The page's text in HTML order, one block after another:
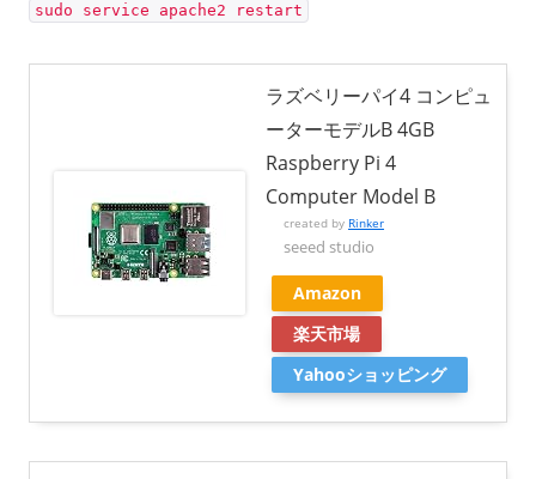
sudo service apache2 restart
ラズベリーパイ4 コンピュ
ーターモデルB 4GB
Raspberry Pi 4
Computer Model B
created by Rinker
seeed studio
Amazon
楽天市場
Yahooショッピング